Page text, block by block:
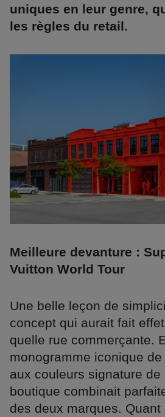
uniques en leur genre,
les règles du retail.
Meilleure devanture :
Vuitton World Tour
Une belle leçon de
concept qui aurait fait
quelle rue commerçante.
monogramme iconique
aux couleurs signature de
boutique combinait
des deux marques.